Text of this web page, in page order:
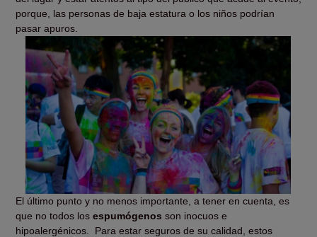
porque, las personas de baja estatura o los niños podrían
pasar apuros.
El último punto y no menos importante, a tener en cuenta, es
que no todos los espumógenos son inocuos e
hipoalergénicos.
Para estar seguros de su calidad, estos